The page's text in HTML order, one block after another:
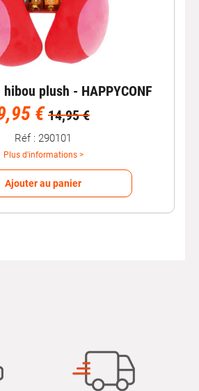
plush - HAPPYCONF
€ 14,95 €
Réf : 290101
Plus d'informations >
Ajouter au panier